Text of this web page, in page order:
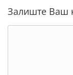
Залиште Ваш